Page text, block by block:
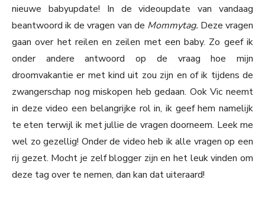
nieuwe babyupdate! In de videoupdate van vandaag
beantwoord ik de vragen van de Mommytag. Deze vragen
gaan over het reilen en zeilen met een baby. Zo geef ik
onder andere antwoord op de vraag hoe mijn
droomvakantie er met kind uit zou zijn en of ik tijdens de
zwangerschap nog miskopen heb gedaan. Ook Vic neemt
in deze video een belangrijke rol in, ik geef hem namelijk
te eten terwijl ik met jullie de vragen doorneem. Leek me
wel zo gezellig! Onder de video heb ik alle vragen op een
rij gezet. Mocht je zelf blogger zijn en het leuk vinden om
deze tag over te nemen, dan kan dat uiteraard!